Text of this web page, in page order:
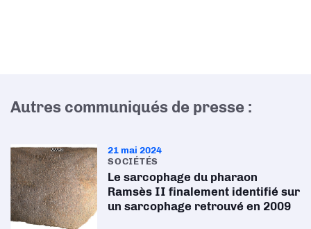
Autres communiqués de presse :
21 mai 2024
SOCIÉTÉS
Le sarcophage du pharaon
Ramsès II finalement identifié sur
un sarcophage retrouvé en 2009